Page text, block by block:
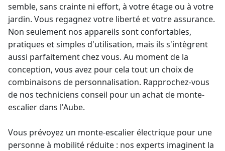
semble, sans crainte ni effort, à votre étage ou à votre
jardin. Vous regagnez votre liberté et votre assurance.
Non seulement nos appareils sont confortables,
pratiques et simples d'utilisation, mais ils s'intègrent
aussi parfaitement chez vous. Au moment de la
conception, vous avez pour cela tout un choix de
combinaisons de personnalisation. Rapprochez-vous
de nos techniciens conseil pour un achat de monte-
escalier dans l'Aube.
Vous prévoyez un monte-escalier électrique pour une
personne à mobilité réduite : nos experts imaginent la